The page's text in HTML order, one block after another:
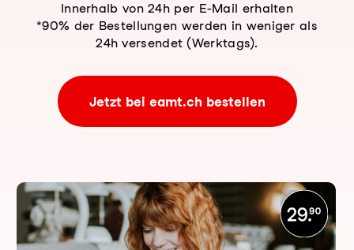
Innerhalb von 24h per E-Mail erhalten
*90% der Bestellungen werden in weniger als
24h versendet (Werktags).
Jetzt bei eamt.ch bestellen